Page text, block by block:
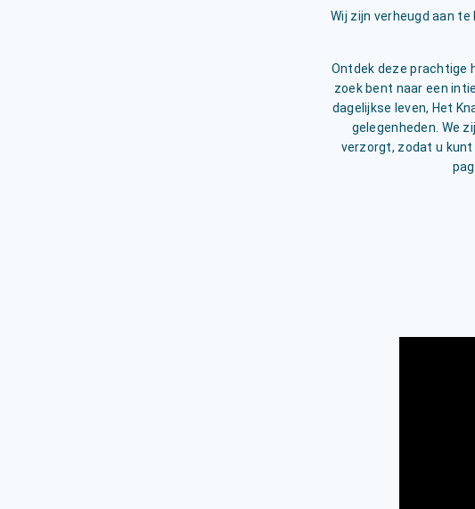
Wij zijn verheugd aan
Ontdek deze prachtige
zoek bent naar een
dagelijkse leven, Het
gelegenheden. We
verzorgt, zodat u